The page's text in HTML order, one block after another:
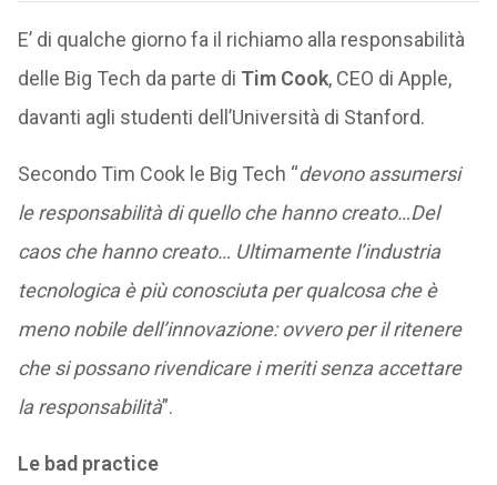
E’ di qualche giorno fa il richiamo alla responsabilità
delle Big Tech da parte di Tim Cook, CEO di Apple,
davanti agli studenti dell’Università di Stanford.
Secondo Tim Cook le Big Tech “devono assumersi
le responsabilità di quello che hanno creato…Del
caos che hanno creato… Ultimamente l’industria
tecnologica è più conosciuta per qualcosa che è
meno nobile dell’innovazione: ovvero per il ritenere
che si possano rivendicare i meriti senza accettare
la responsabilità”.
Le bad practice